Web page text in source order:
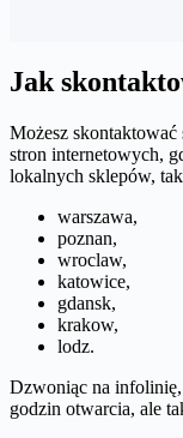
Jak
Możesz skontaktować
stron internetowych,
lokalnych sklepów,
warszawa,
poznan,
wroclaw,
katowice,
gdansk,
krakow,
lodz.
Dzwoniąc na
godzin otwarcia, ale